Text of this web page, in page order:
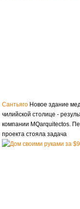
Сантьяго Новое здание
чилийской столице -
компании MQarquitectos.
проекта стояла задача